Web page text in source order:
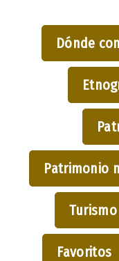
Dónde
Patrimonio
Favoritos